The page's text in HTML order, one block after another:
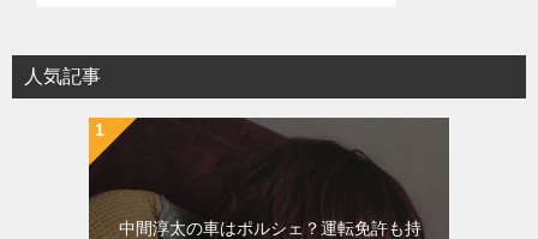
シ人気記事
中間淳太の車はポルシェ？運転免許も持